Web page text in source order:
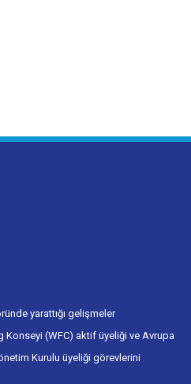
yarattığı gelişmeler
(WFC) aktif üyeliği ve Avrupa
Kurulu üyeliği görevlerini